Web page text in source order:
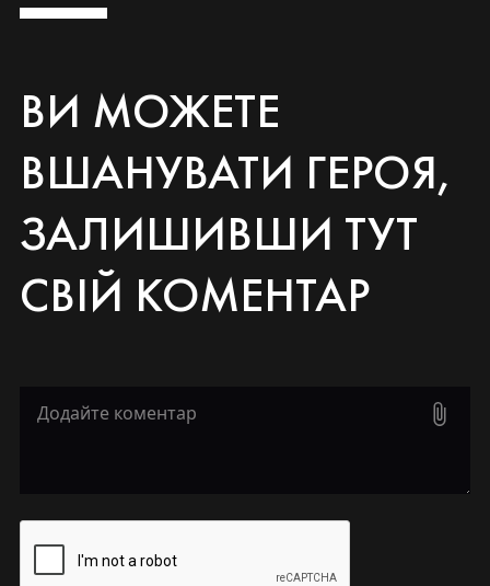
ВИ МОЖЕТЕ
ВШАНУВАТИ ГЕРОЯ,
ЗАЛИШИВШИ ТУТ
СВІЙ КОМЕНТАР